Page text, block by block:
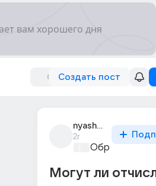
Создать пост
nyashmyash_11
2г
Могут ли